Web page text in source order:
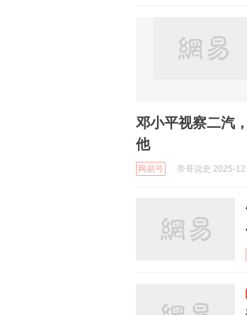
邓小平视察二汽
他
网易号 帝哥说史 2025-